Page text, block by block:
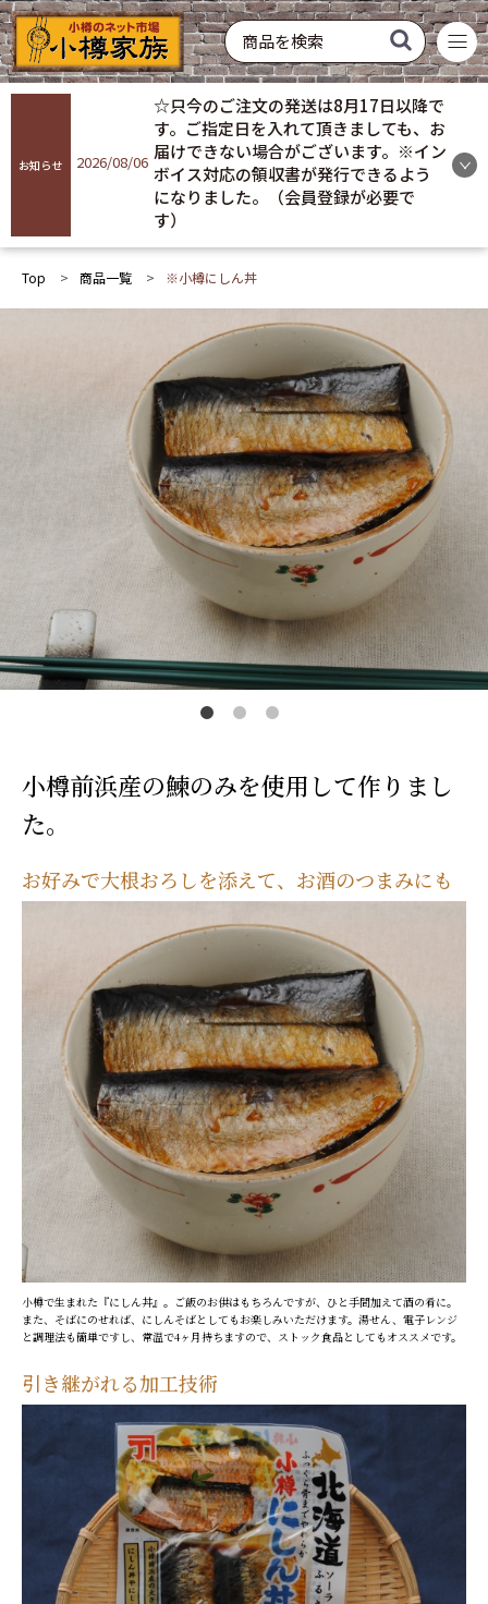
菓子 飲料 酒類 硝子製品 常温配送
冷蔵配送 冷凍配送 お買い得 おすすめ ギフト
商品を探す
ログイン
会員登録
お気に入り
ご利用ガイド
プライバシーポリシー
カートを見る
常温 0
￥0
冷蔵 0
￥0
冷凍
￥0
お知らせ 2026/08/06
☆只今のご注文の発送は8月17日以降で
す。ご指定日を入れて頂きましても、お
届けできない場合がございます。※イン
ボイス対応の領収書が発行できるよう
になりました。（会員登録が必要で
す）
Top 商品一覧 ※小樽にしん丼
小樽前浜産の鰊のみを使用して作りまし
た。
お好みで大根おろしを添えて、お酒のつまみにも
小樽で生まれた『にしん丼』。ご飯のお供はもちろんですが、ひと手間加えて酒の肴に。
また、そばにのせれば、にしんそばとしてもお楽しみいただけます。湯せん、電子レンジ
と調理法も簡単ですし、常温で4ヶ月持ちますので、ストック食品としてもオススメです。
引き継がれる加工技術